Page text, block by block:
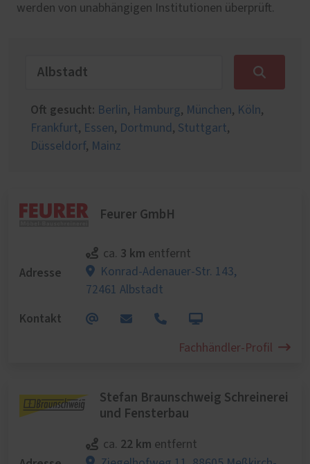
werden von unabhängigen Institutionen überprüft.
Oft gesucht: Berlin, Hamburg, München, Köln,
Frankfurt, Essen, Dortmund , Stuttgart,
Düsseldorf, Mainz
Feurer GmbH
Adresse
ca. 3 km entfernt
Konrad-Adenauer-Str. 143,
72461 Albstadt
Kontakt
Fachhändler-Profil
Stefan Braunschweig Schreinerei
und Fensterbau
ca. 22 km entfernt